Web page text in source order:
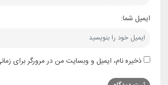
ایمیل شما:
ذخیره نام، ایمیل و وبسایت من در مرورگر برای